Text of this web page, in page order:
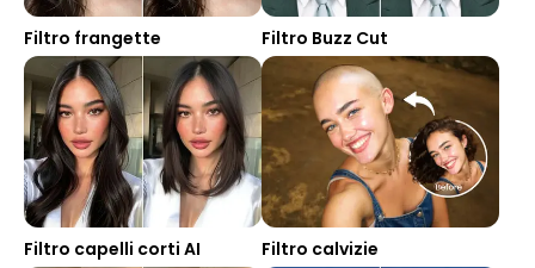
Filtro frangette Filtro Buzz Cut
Filtro capelli corti AI Filtro calvizie